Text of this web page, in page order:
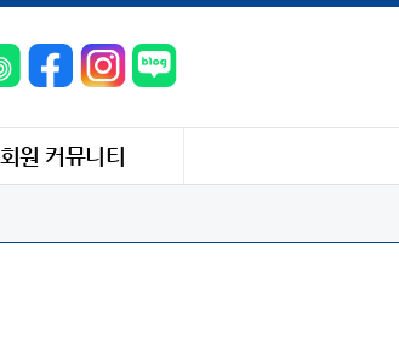
회원 커뮤니티